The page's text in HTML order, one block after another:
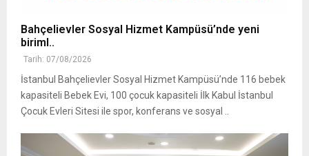
Bahçelievler Sosyal Hizmet Kampüsü’nde yeni
biriml..
Tarih: 07/08/2026
İstanbul Bahçelievler Sosyal Hizmet Kampüsü’nde 116 bebek
kapasiteli Bebek Evi, 100 çocuk kapasiteli İlk Kabul İstanbul
Çocuk Evleri Sitesi ile spor, konferans ve sosyal ..